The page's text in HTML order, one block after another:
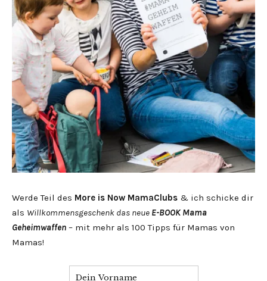
Werde Teil des More is Now MamaClubs & ich schicke dir
als Willkommensgeschenk das neue E-BOOK Mama
Geheimwaffen – mit mehr als 100 Tipps für Mamas von
Mamas!